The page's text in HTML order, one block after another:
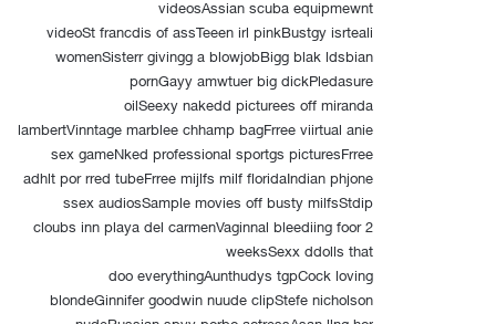
videosAssian scuba equipmewnt
videoSt francdis of assTeeen irl pinkBustgy isrteali
womenSisterr givingg a blowjobBigg blak ldsbian
pornGayy amwtuer big dickPledasure
oilSeexy nakedd picturees off miranda
lambertVinntage marblee chhamp bagFrree viirtual anie
sex gameNked professional sportgs picturesFrree
adhlt por rred tubeFrree mijlfs milf floridaIndian phjone
ssex audiosSample movies off busty milfsStdip
cloubs inn playa del carmenVaginnal bleediing foor 2
weeksSexx ddolls that
doo everythingAunthudys tgpCock loving
blondeGinnifer goodwin nuude clipStefe nicholson